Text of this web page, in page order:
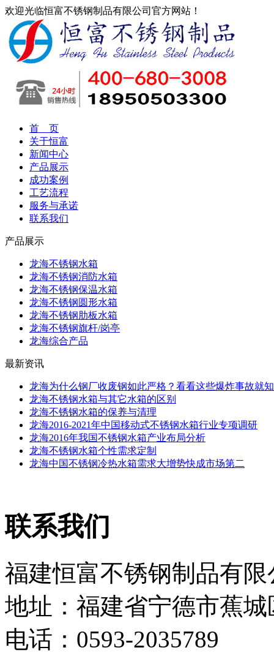
欢迎光临恒富不锈钢制品有限公司官方网站！
首 页
关于恒富
新闻中心
产品展示
成功案例
工艺流程
服务与承诺
联系我们
产品展示
龙海不锈钢水箱
龙海不锈钢消防水箱
龙海不锈钢保温水箱
龙海不锈钢圆形水箱
龙海不锈钢肋板水箱
龙海不锈钢旗杆/岗亭
龙海综合产品
最新资讯
龙海为什么钢厂收废钢如此严格？看看这些爆炸事故就
龙海不锈钢水箱与其它水箱的区别
龙海不锈钢水箱的保养与清理
龙海2016-2021年中国移动式不锈钢水箱行业专项调研
龙海2016年我国不锈钢水箱产业布局分析
龙海不锈钢水箱个性需求定制
龙海中国不锈钢冷热水箱需求大增势快成市场第二
联系我们
福建恒富不锈钢制品有限
地址：福建省宁德市蕉城
电话：0593-2035789